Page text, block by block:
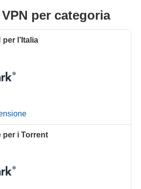
per categoria
l’Italia
per i Torrent